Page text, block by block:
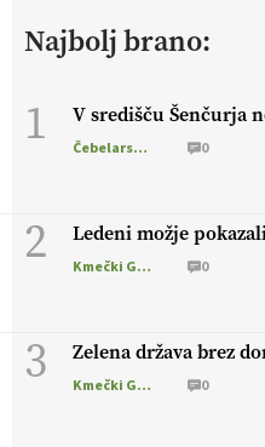
https://t.co/PX49GVsP1M
https://t.co/a1xatzEeid
reklama?
PRISLUHNITE
#vlog https://t.co/yev5PreiJu
Najbolj brano:
1 V središču Šenčurja
Čebelarstvo 0
2 Ledeni možje
Kmečki Glas 0
3 Zelena država brez
Kmečki Glas 0